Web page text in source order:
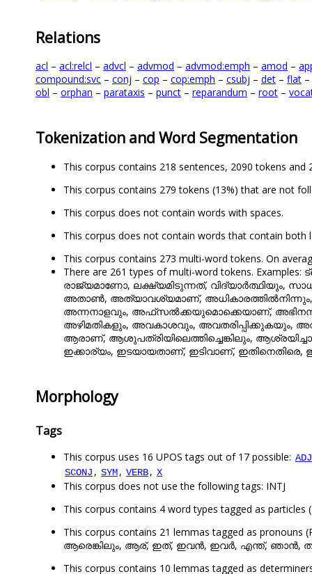
Relations
acl – acl:relcl – advcl – advmod – advmod:emph – amod –
compound:svc – conj – cop – cop:emph – csubj – det – flat –
obl – orphan – parataxis – punct – reparandum – root –
Tokenization and Word Segmentation
This corpus contains 218 sentences, 2090 tokens and
This corpus contains 279 tokens (13%) that are not
This corpus does not contain words with spaces.
This corpus does not contain words that contain both
This corpus contains 273 multi-word tokens. On
There are 261 types of multi-word tokens.
രാജ്യമാണോ, ലക്ഷ്യമിടുന്നത്, വിദ്യാർത്ഥിയും,
അതാൺ, അത്യാവശ്യമാണ്,
അന്നനാളവും, അഫ്‌സൽക്കയുമൊക്കെയാണ്,
അഴിമതികളും, അവകാശവും, അവതരിപ്പിക്കുകയും,
ആരാണ്, ആശുപത്രിയിലെത്തിച്ചെങ്കിലും,
ഇക്കാര്യം, ഇടയായതാണ്, ഇടിവാണ്,
Morphology
Tags
This corpus uses 16 UPOS tags out of 17 possible: ADJ
SCONJ , SYM, VERB, X
This corpus does not use the following tags: INTJ
This corpus contains 4 word types tagged as
This corpus contains 21 lemmas tagged as
ആരെങ്കിലും, ആര്, ഇത്, ഇവൻ, ഇവർ, എന്ത്, ഞാൻ,
This corpus contains 10 lemmas tagged as